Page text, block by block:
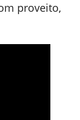
proveito,